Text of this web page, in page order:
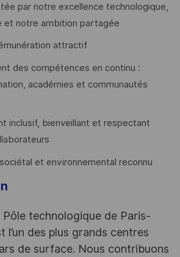
par notre excellence technologique,
et notre ambition partagée
attractif
des compétences en continu :
académies et communautés
inclusif, bienveillant et respectant
et environnemental reconnu
technologique de Paris-
l’un des plus grands centres
de surface. Nous contribuons